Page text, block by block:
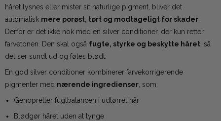
håret lysnes eller mister sit naturlige pigment, bliver det
automatisk mere porøst, tørt og modtageligt for skader.
Derfor er det ikke nok med en silver conditioner, der kun retter
farvetonen. Den skal også fugte, styrke og beskytte håret, så
det ser sundt ud og føles blødt.
En god silver conditioner kombinerer farvekorrigerende
pigmenter med nærende ingredienser, som:
Genopretter fugtbalancen i udtørret hår
Blødgør håret uden at tynge